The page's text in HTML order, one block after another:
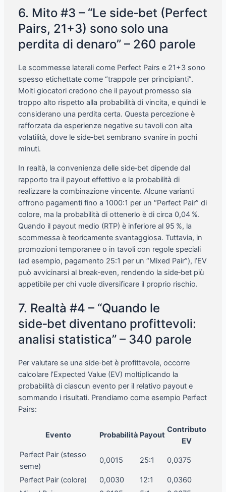
6. Mito #3 – “Le side‑bet (Perfect
Pairs, 21+3) sono solo una
perdita di denaro” – 260 parole
Le scommesse laterali come Perfect Pairs e 21+3 sono
spesso etichettate come “trappole per principianti”.
Molti giocatori credono che il payout promesso sia
troppo alto rispetto alla probabilità di vincita, e quindi le
considerano una perdita certa. Questa percezione è
rafforzata da esperienze negative su tavoli con alta
volatilità, dove le side‑bet sembrano svanire in pochi
minuti.
In realtà, la convenienza delle side‑bet dipende dal
rapporto tra il payout effettivo e la probabilità di
realizzare la combinazione vincente. Alcune varianti
offrono pagamenti fino a 1000:1 per un “Perfect Pair” di
colore, ma la probabilità di ottenerlo è di circa 0,04 %.
Quando il payout medio (RTP) è inferiore al 95 %, la
scommessa è teoricamente svantaggiosa. Tuttavia, in
promozioni temporanee o in tavoli con regole speciali
(ad esempio, pagamento 25:1 per un “Mixed Pair”), l’EV
può avvicinarsi al break‑even, rendendo la side‑bet più
appetibile per chi vuole diversificare il proprio rischio.
7. Realtà #4 – “Quando le
side‑bet diventano profittevoli:
analisi statistica” – 340 parole
Per valutare se una side‑bet è profittevole, occorre
calcolare l’Expected Value (EV) moltiplicando la
probabilità di ciascun evento per il relativo payout e
sommando i risultati. Prendiamo come esempio Perfect
Pairs:
Evento Probabilità Payout
Contributo
EV
Perfect Pair (stesso
seme)
0,0015 25:1 0,0375
Perfect Pair (colore) 0,0030 12:1
0,0360